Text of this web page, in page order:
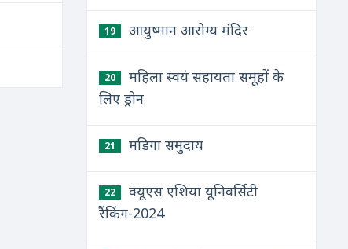
19 आयुष्मान आरोग्य मंदिर
20
महिला स्वयं सहायता समूहों के
लिए ड्रोन
21 मडिगा समुदाय
22
क्यूएस एशिया यूनिवर्सिटी
रैंकिंग-2024